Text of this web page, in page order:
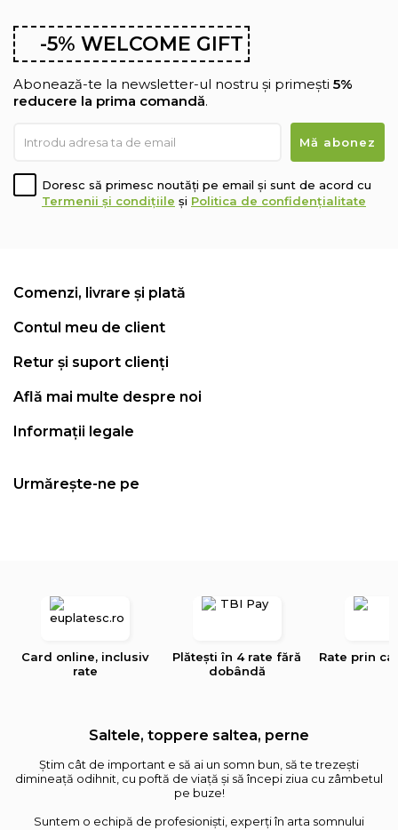
-5% WELCOME GIFT
Abonează-te la newsletter-ul nostru și primești 5%
reducere la prima comandă.
Doresc să primesc noutăți pe email și sunt de acord cu
Termenii și condițiile și Politica de confidențialitate
Comenzi, livrare și plată
Contul meu de client
Retur și suport clienți
Află mai multe despre noi
Informații legale
Urmărește-ne pe
Card online, inclusiv
rate
Plătești în 4 rate fără
dobândă
Rate prin
Saltele, toppere saltea, perne
Știm cât de important e să ai un somn bun, să te trezești
dimineață odihnit, cu poftă de viață și să începi ziua cu zâmbetul
pe buze!
Suntem o echipă de profesioniști, experți în arta somnului